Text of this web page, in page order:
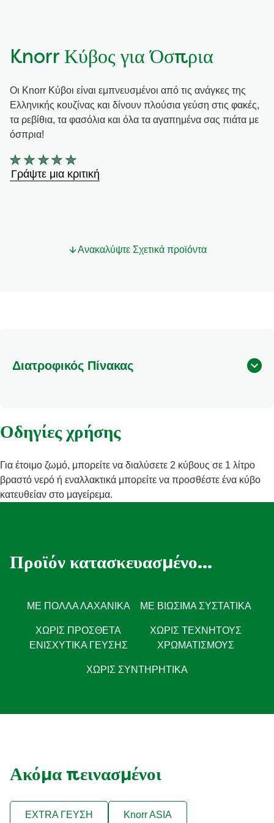
Knorr Κύβος για Όσπρια
Οι Knorr Κύβοι είναι εμπνευσμένοι από τις ανάγκες της
Ελληνικής κουζίνας και δίνουν πλούσια γεύση στις φακές,
τα ρεβίθια, τα φασόλια και όλα τα αγαπημένα σας πιάτα με
όσπρια!
Δεν
υποβλήθηκαν
Γράψτε μια κριτική
Ανακαλύψτε Σχετικά προϊόντα
Διατροφικός Πίνακας
Οδηγίες χρήσης
Για έτοιμο ζωμό, μπορείτε να διαλύσετε 2 κύβους σε 1 λίτρο
βραστό νερό ή εναλλακτικά μπορείτε να προσθέστε ένα κύβο
κατευθείαν στο μαγείρεμα.
Προϊόν κατασκευασμένο...
ΜΕ ΠΟΛΛΆ ΛΑΧΑΝΙΚΆ ΜΕ ΒΙΏΣΙΜΑ ΣΥΣΤΑΤΙΚΆ
ΧΩΡΊΣ ΠΡΌΣΘΕΤΑ
ΕΝΙΣΧΥΤΙΚΆ ΓΕΎΣΗΣ
ΧΩΡΊΣ ΤΕΧΝΗΤΟΎΣ
ΧΡΩΜΑΤΙΣΜΟΎΣ
ΧΩΡΙΣ ΣΥΝΤΗΡΗΤΙΚΑ
Ακόμα πεινασμένοι
EXTRA ΓΕΥΣΗ Knorr ASIA